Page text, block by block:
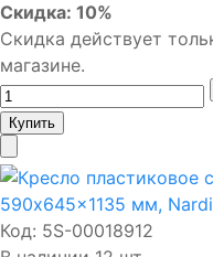
Скидка: 10%
Скидка действует
магазине.
Код: 5S-00018912